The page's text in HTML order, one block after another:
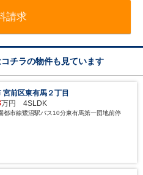
請求
チラの物件も見ています
宮前区東有馬２丁目
万円 4SLDK
都市線鷺沼駅バス10分東有馬第一団地前停